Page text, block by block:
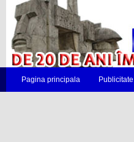
Pagina principala Publicitate